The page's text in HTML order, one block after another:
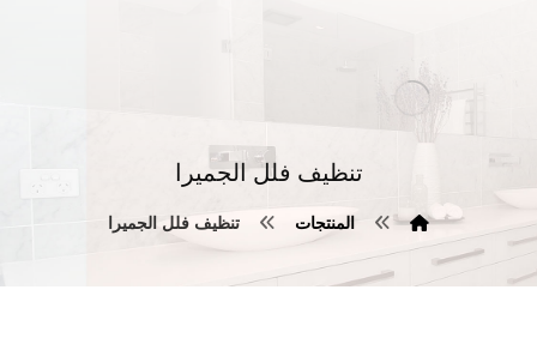
تنظيف فلل الجميرا
المنتجات تنظيف فلل الجميرا